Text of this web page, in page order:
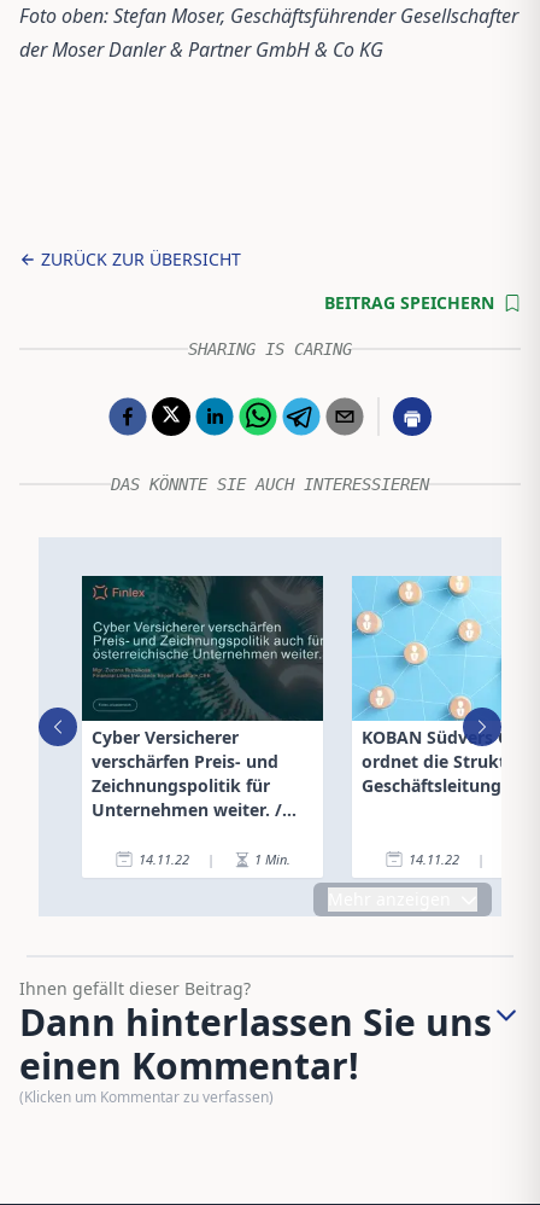
Foto oben: Stefan Moser, Geschäftsführender Gesellschafter
der Moser Danler & Partner GmbH & Co KG
ZURÜCK ZUR ÜBERSICHT
BEITRAG SPEICHERN
SHARING IS CARING
DAS KÖNNTE SIE AUCH INTERESSIEREN
Cyber Versicherer
verschärfen Preis- und
Zeichnungspolitik für
Unternehmen weiter. /
14.11.22 | 1 Min.
KOBAN Südvers
ordnet die
Geschäftsleitung neu
14.11.22 |
Ihnen gefällt dieser Beitrag?
Dann hinterlassen Sie uns
einen Kommentar!
(Klicken um Kommentar zu verfassen)